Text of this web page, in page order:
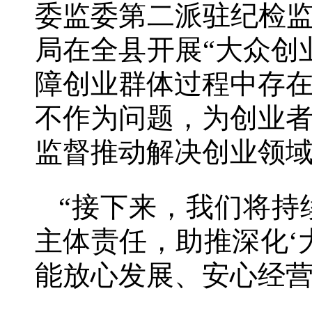
委监委第二派驻纪检
局在全县开展“大众
障创业群体过程中存
不作为问题，为创业
监督推动解决创业领
“接下来，我们将
主体责任，助推深化
能放心发展、安心经